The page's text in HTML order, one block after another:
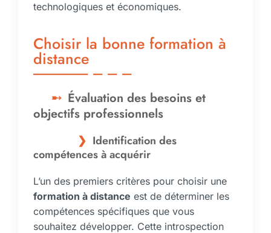
technologiques et économiques.
Choisir la bonne formation à
distance
Évaluation des besoins et
objectifs professionnels
Identification des
compétences à acquérir
L’un des premiers critères pour choisir une
formation à distance est de déterminer les
compétences spécifiques que vous
souhaitez développer. Cette introspection